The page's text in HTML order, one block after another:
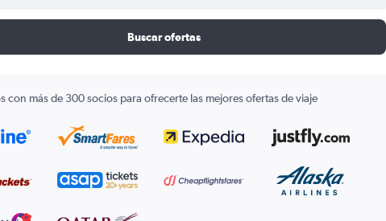
Buscar ofertas
con más de 300 socios para ofrecerte las mejores ofertas de viaje